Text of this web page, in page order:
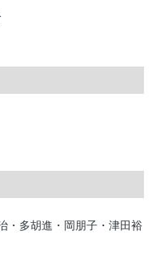
・多胡進・岡朋子・津田裕